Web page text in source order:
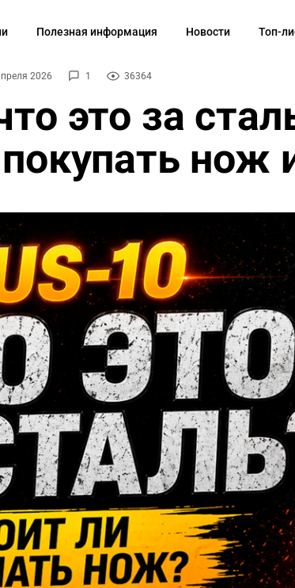
Полезная информация Новости Топ-
2026 1 36364
это за
нож